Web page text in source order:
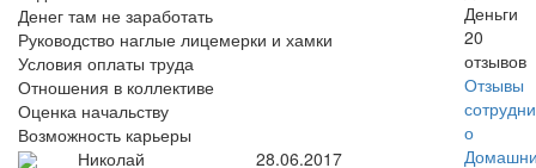
Денег там не заработать
Руководство наглые лицемерки и хамки
Условия оплаты труда
Отношения в коллективе
Оценка начальству
Возможность карьеры
Николай
28.06.2017
Деньги
20
отзывов
Отзывы
о